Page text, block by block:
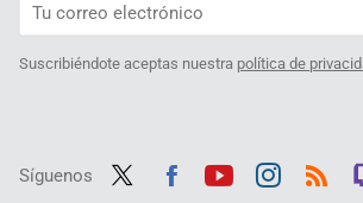
Suscribiéndote aceptas nuestra política de
Síguenos